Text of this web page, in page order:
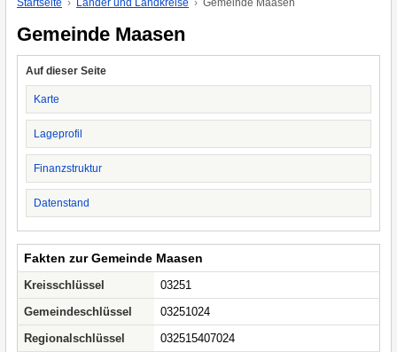
Startseite Länder und Landkreise Gemeinde Maasen
Gemeinde Maasen
Auf dieser Seite
Karte
Lageprofil
Finanzstruktur
Datenstand
Fakten zur Gemeinde Maasen
Kreisschlüssel
03251
Gemeindeschlüssel
03251024
Regionalschlüssel
032515407024